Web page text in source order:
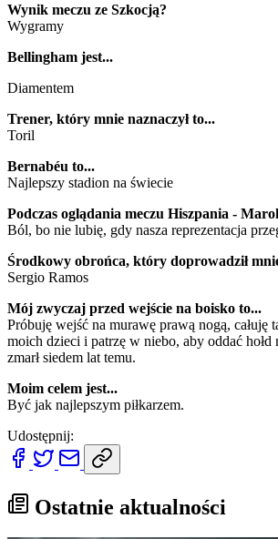
Wynik meczu ze Szkocją?
Wygramy
Bellingham jest...
Diamentem
Trener, który mnie naznaczył to...
Toril
Bernabéu to...
Najlepszy stadion na świecie
Podczas oglądania meczu Hiszpania -
Ból, bo nie lubię, gdy nasza reprezentacja
Środkowy obrońca, który doprowadził
Sergio Ramos
Mój zwyczaj przed wejście na boisko to...
Próbuję wejść na murawę prawą nogą, całuję
moich dzieci i patrzę w niebo, aby oddać
zmarł siedem lat temu.
Moim celem jest...
Być jak najlepszym piłkarzem.
Udostępnij:
Ostatnie aktualności